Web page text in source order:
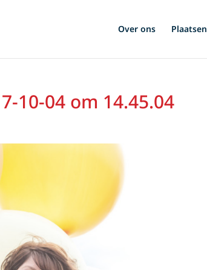
Over ons Plaatsen
10-04 om 14.45.04